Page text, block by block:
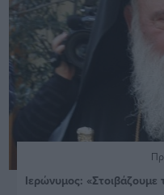
Ιερώνυμος: